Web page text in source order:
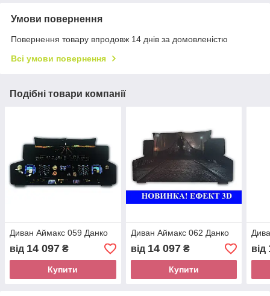
Умови повернення
Повернення товару впродовж 14 днів за домовленістю
Всі умови повернення
Подібні товари компанії
Диван Аймакс 059 Данко
від 14 097 ₴
Купити
Диван Аймакс 062 Данко
від 14 097₴
Купити
від